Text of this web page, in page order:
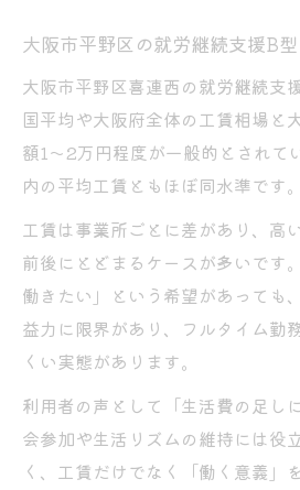
大阪市平野区の就労継続支援B
大阪市平野区喜連西の就労継続支
国平均や大阪府全体の工賃相場と
額1～2万円程度が一般的とされて
内の平均工賃ともほぼ同水準です。
工賃は事業所ごとに差があり、高
前後にとどまるケースが多いです
働きたい」という希望があっても
益力に限界があり、フルタイム勤
くい実態があります。
利用者の声として「生活費の足し
会参加や生活リズムの維持には役
く、工賃だけでなく「働く意義」